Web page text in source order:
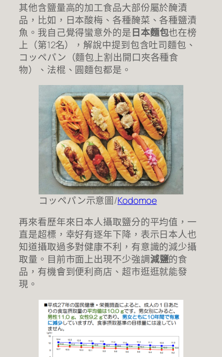
其他含鹽量高的加工食品大部份屬於醃漬
品，比如，日本酸梅、各種醃菜、各種鹽漬
魚。我自己覺得蠻意外的是日本麵包也在榜
上（第12名），解說中提到包含吐司麵包、
コッペパン（麵包上割出開口夾各種食
物）、法棍、圓麵包都是。
コッペパン示意圖/Kodomoe
再來看歷年來日本人攝取鹽分的平均值，一
直是超標，幸好有逐年下降，表示日本人也
知道攝取過多對健康不利，有意識的減少攝
取量。目前市面上出現不少強調減鹽的食
品，有機會到便利商店、超市逛逛就能發
現。